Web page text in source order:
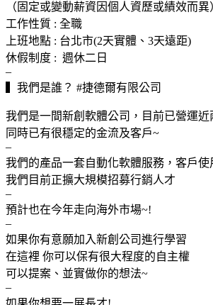
（固定或變動薪資因個人資歷或績效而異
工作性質 : 全職
上班地點 : 台北市(2天實體、3天遠距)
休假制度 : 週休二日
–
▍我們是誰？ #捷德爾有限公司
我們是一間新創軟體公司，目前已營運近
同時已有很穩定的金流及客戶~
–
我們的產品一套自動化軟體服務，客戶使
我們目前正擴大規模招募行銷人才
–
預計也在今年走向海外市場~!
–
如果你有意願加入新創公司進行學習
在這裡 你可以保有很大程度的自主權
可以提案、並實做你的想法~
–